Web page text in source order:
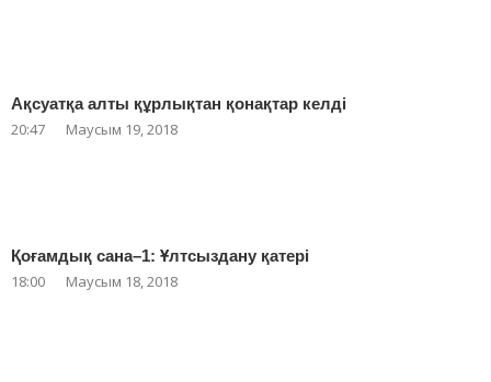
Ақсуатқа алты құрлықтан қонақтар келді
20:47 Маусым 19, 2018
Қоғамдық сана–1: Ұлтсыздану қатері
18:00 Маусым 18, 2018